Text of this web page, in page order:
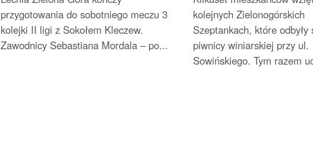
przygotowania do sobotniego meczu 3
kolejki II ligi z Sokołem Kleczew.
Zawodnicy Sebastiana Mordala – po...
kolejnych Zielonogórskich
Szeptankach, które odbyły
piwnicy winiarskiej przy ul.
Sowińskiego. Tym razem